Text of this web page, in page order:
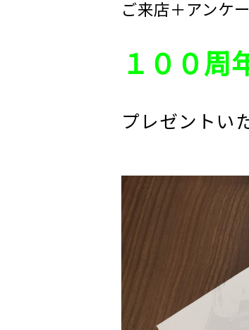
ご来店＋アンケ
１００周
プレゼントい